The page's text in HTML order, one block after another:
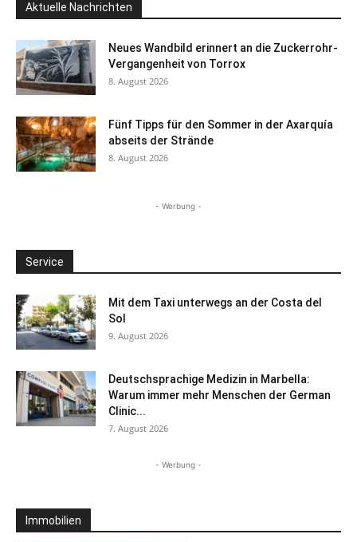
Aktuelle Nachrichten
Neues Wandbild erinnert an die Zuckerrohr-
Vergangenheit von Torrox
8. August 2026
Fünf Tipps für den Sommer in der Axarquía
abseits der Strände
8. August 2026
- Werbung -
Service
Mit dem Taxi unterwegs an der Costa del
Sol
9. August 2026
Deutschsprachige Medizin in Marbella:
Warum immer mehr Menschen der German
Clinic...
7. August 2026
- Werbung -
Immobilien